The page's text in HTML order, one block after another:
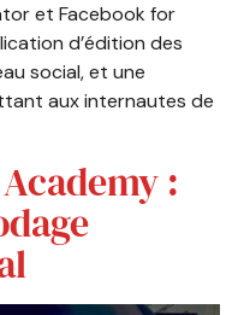
et Facebook for
d’édition des
social, et une
aux internautes de
: